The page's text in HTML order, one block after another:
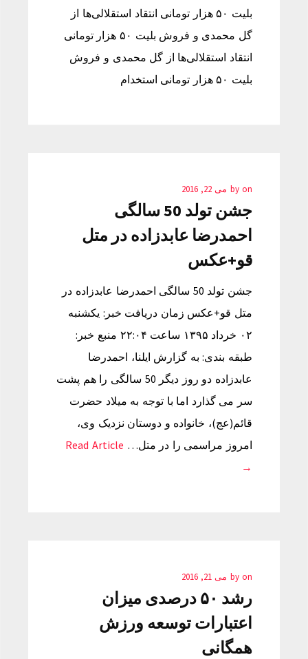
بلیت ۵۰ هزار تومانی انتقاد استقلالی‌ها از
گل محمدی و فروش بلیت ۵۰ هزار تومانی
انتقاد استقلالی‌ها از گل محمدی و فروش
بلیت ۵۰ هزار تومانی استخدام
by on می 22, 2016
جشن تولد 50 سالگی
احمدرضا عابدزاده در متل
قو+عکس
جشن تولد 50 سالگی احمدرضا عابدزاده در
متل قو+عکس زمان دریافت خبر: یکشنبه
۰۲ خرداد ۱۳۹۵ ساعت ۲۲:۰۴ منبع خبر:
طبقه بندی: به گزارش ایلنا، احمدرضا
عابدزاده دو روز دیگر 50 سالگی را هم پشت
سر می گذارد اما با توجه به میلاد حضرت
قائم(عج)، خانواده و دوستان نزدیک وی،
امروز مراسمی را در متل… Read Article
→
by on می 21, 2016
رشد ۵۰ درصدی میزان
اعتبارات توسعه ورزش
همگانی